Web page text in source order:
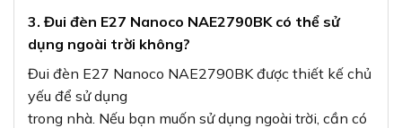
3. Đui đèn E27 Nanoco NAE2790BK có thể sử
dụng ngoài trời không?
Đui đèn E27 Nanoco NAE2790BK được thiết kế chủ
yếu để sử dụng
trong nhà. Nếu bạn muốn sử dụng ngoài trời, cần có